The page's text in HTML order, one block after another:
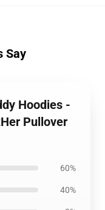
Say
Hoodies -
Pullover
60%
40%